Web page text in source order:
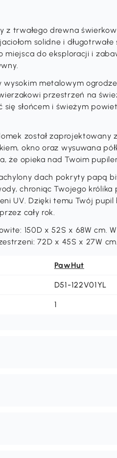
z trwałego drewna
solidne i długotrwałe
miejsca do eksploracji i
wysokim metalowym
przestrzeń na
się słońcem i świeżym
został zaprojektowany
okno oraz wysuwana
że opieka nad Twoim
dach pokryty papą
chroniąc Twojego królika
UV. Dzięki temu Twój
cały rok.
150D x 52S x 68W cm.
72D x 45S x 27W cm.
PawHut
D51-122V01YL
1